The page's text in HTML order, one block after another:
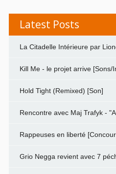
Latest Posts
La Citadelle Intérieure par
Kill Me - le projet arrive [Sons/
Hold Tight (Remixed) [Son]
Rencontre avec Maj Trafyk -
Rappeuses en liberté
Grio Negga revient avec 7